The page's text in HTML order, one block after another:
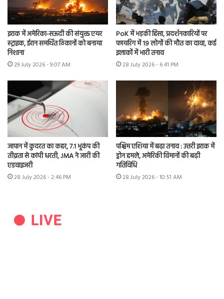
इराक में अमेरिका-सऊदी की संयुक्त एयर
स्ट्राइक, ईरान समर्थित ठिकानों को बनाया
निशाना
29 July 2026 - 9:07 AM
PoK में भड़की हिंसा, प्रदर्शनकारियों पर
फायरिंग में 19 लोगों की मौत का दावा, कई
इलाकों में भारी तनाव
28 July 2026 - 6:41 PM
जापान में कुदरत का कहर, 7.1 भूकंप की
तीव्रता से कांपी धरती, JMA ने जारी की
एडवाइजरी
28 July 2026 - 2:46 PM
पश्चिम एशिया में बढ़ा तनाव : उत्तरी इराक में
ड्रोन हमले, अमेरिकी विमानों की बढ़ी
गतिविधि
28 July 2026 - 10:51 AM